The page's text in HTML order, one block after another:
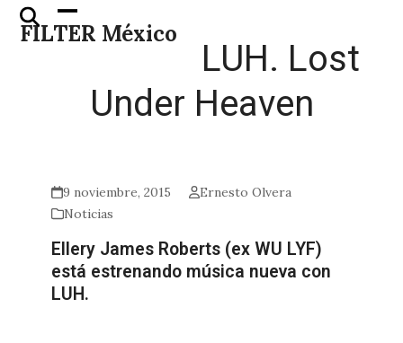
Skip
FILTER México
Open
mobile
Close
mobile
LUH. Lost
Under Heaven
9 noviembre, 2015
Ernesto Olvera
Noticias
Ellery James Roberts (ex WU LYF)
está estrenando música nueva con
LUH.